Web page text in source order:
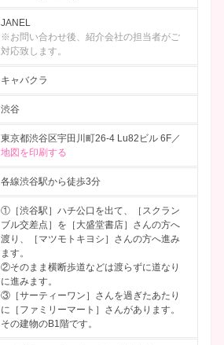
JANEL
※お問い合わせ後、紹介会社の担当者がご
対応致します。
キャバクラ
渋谷
東京都渋谷区宇田川町26-4 Lu82ビル 6F／
地図を印刷する
各線渋谷駅から徒歩3分
①［渋谷駅］ハチ公口を出て、［スクラン
ブル交差点］を［大盛堂書店］さんの方へ
渡り、［マツモトキヨシ］さんの方へ進み
ます。
②そのまま横断歩道などは渡らずに道なり
に進みます。
③［サーティーワン］さんを過ぎたあたり
に［ファミリーマート］さんがあります。
その建物のB1階です。